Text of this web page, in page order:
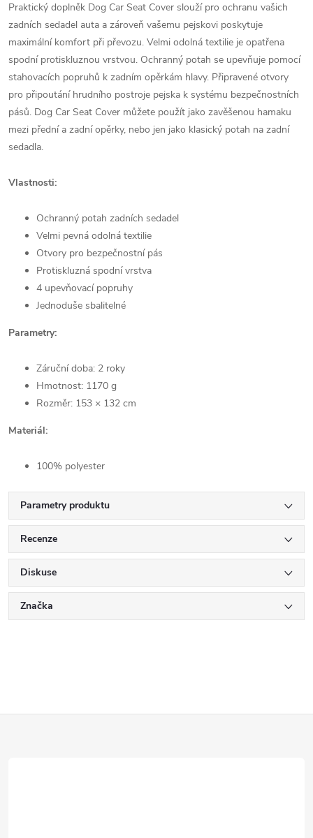
Praktický doplněk Dog Car Seat Cover slouží pro ochranu vašich
zadních sedadel auta a zároveň vašemu pejskovi poskytuje
maximální komfort při převozu. Velmi odolná textilie je opatřena
spodní protiskluznou vrstvou. Ochranný potah se upevňuje pomocí
stahovacích popruhů k zadním opěrkám hlavy. Připravené otvory
pro připoutání hrudního postroje pejska k systému bezpečnostních
pásů. Dog Car Seat Cover můžete použít jako zavěšenou hamaku
mezi přední a zadní opěrky, nebo jen jako klasický potah na zadní
sedadla.
Vlastnosti:
Ochranný potah zadních sedadel
Velmi pevná odolná textilie
Otvory pro bezpečnostní pás
Protiskluzná spodní vrstva
4 upevňovací popruhy
Jednoduše sbalitelné
Parametry:
Záruční doba: 2 roky
Hmotnost: 1170 g
Rozměr: 153 × 132 cm
Materiál:
100% polyester
Parametry produktu
Recenze
Diskuse
Značka